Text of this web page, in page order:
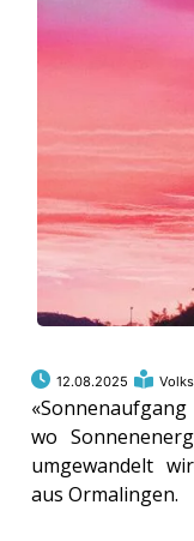
12.08.2025
wo
umgewandelt
aus Ormalingen.